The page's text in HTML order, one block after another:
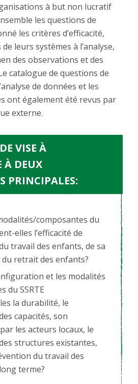
à but non lucratif
les questions de
les critères d’efficacité,
leurs systèmes à l’analyse,
des observations et des
catalogue de questions de
de données et les
ont également été revus par
externe.
VISE À
À DEUX
PRINCIPALES:
composantes du
elles l’efficacité de
travail des enfants, de sa
retrait des enfants?
et les modalités
du SSRTE
la durabilité, le
capacités, son
les acteurs locaux, le
structures existantes,
du travail des
terme?